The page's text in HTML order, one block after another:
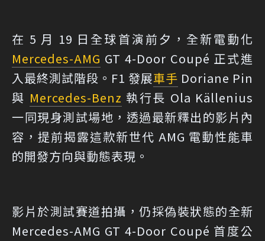
在 5 月 19 日全球首演前夕，全新電動化
Mercedes-AMG GT 4-Door Coupé 正式進
入最終測試階段。F1 發展車手 Doriane Pin
與 Mercedes-Benz 執行長 Ola Källenius
一同現身測試場地，透過最新釋出的影片內
容，提前揭露這款新世代 AMG 電動性能車
的開發方向與動態表現。
影片於測試賽道拍攝，仍採偽裝狀態的全新
Mercedes-AMG GT 4-Door Coupé 首度公